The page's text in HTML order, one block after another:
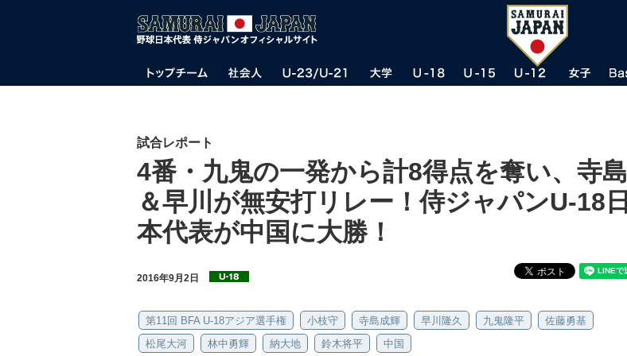
試合レポート
4番・九鬼の一発から計8得点を奪い、寺島
＆早川が無安打リレー！侍ジャパンU-18日
本代表が中国に大勝！
2016年9月2日
第11回 BFA U-18アジア選手権 小枝守 寺島成輝 早川隆久 九鬼隆平
佐藤勇基
松尾大河
林中勇輝 納大地 鈴木将平 中国